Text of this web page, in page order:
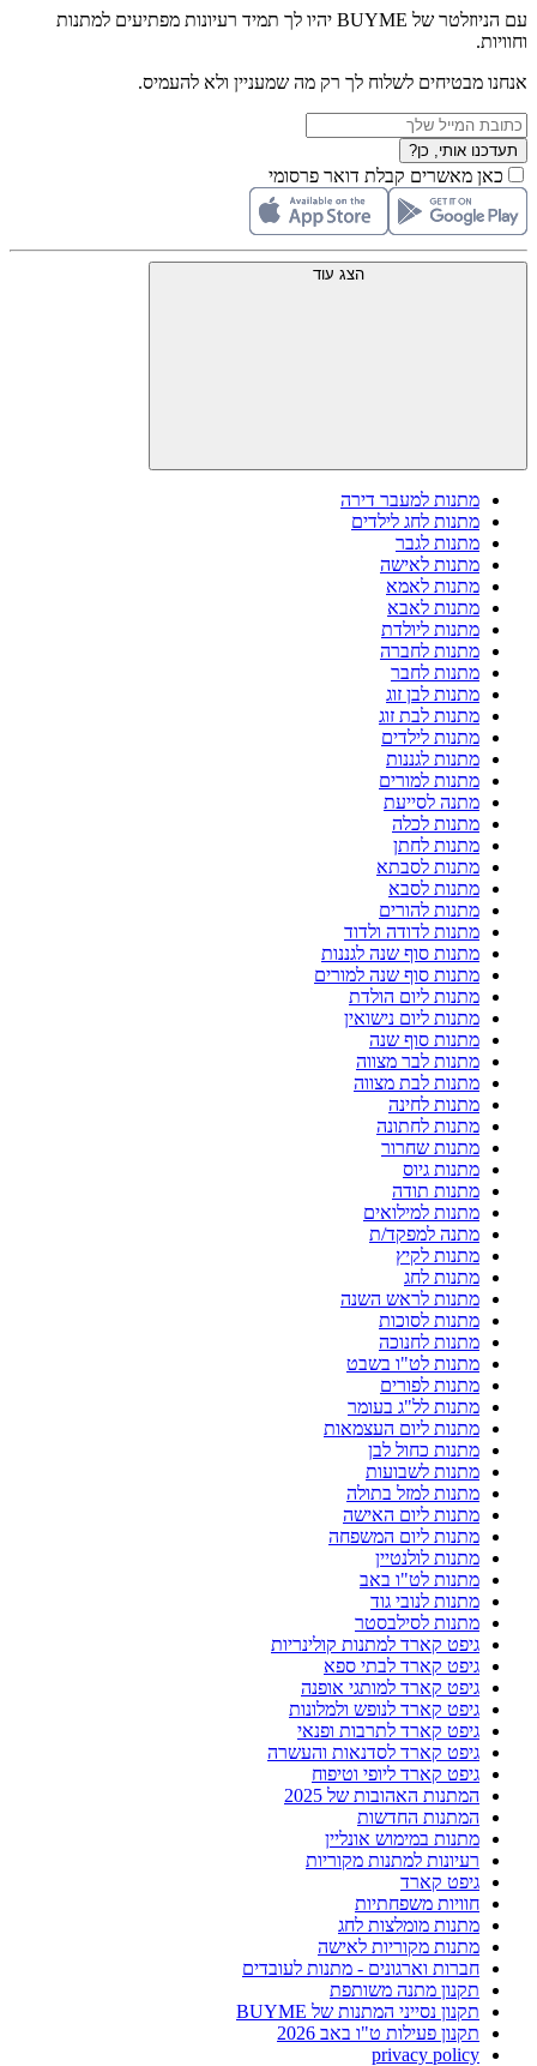
עם הניוזלטר של BUYME יהיו לך תמיד רעיונות מפתיעים למתנות
וחוויות.
אנחנו מבטיחים לשלוח לך רק מה שמעניין ולא להעמיס.
תעדכנו אותי, כן?
כאן מאשרים קבלת דואר פרסומי
הצג עוד
מתנות למעבר דירה
מתנות לחג לילדים
מתנות לגבר
מתנות לאישה
מתנות לאמא
מתנות לאבא
מתנות ליולדת
מתנות לחברה
מתנות לחבר
מתנות לבן זוג
מתנות לבת זוג
מתנות לילדים
מתנות לגננות
מתנות למורים
מתנה לסייעת
מתנות לכלה
מתנות לחתן
מתנות לסבתא
מתנות לסבא
מתנות להורים
מתנות לדודה ולדוד
מתנות סוף שנה לגננות
מתנות סוף שנה למורים
מתנות ליום הולדת
מתנות ליום נישואין
מתנות סוף שנה
מתנות לבר מצווה
מתנות לבת מצווה
מתנות לחינה
מתנות לחתונה
מתנות שחרור
מתנות גיוס
מתנות תודה
מתנות למילואים
מתנה למפקד/ת
מתנות לקיץ
מתנות לחג
מתנות לראש השנה
מתנות לסוכות
מתנות לחנוכה
מתנות לט"ו בשבט
מתנות לפורים
מתנות לל"ג בעומר
מתנות ליום העצמאות
מתנות כחול לבן
מתנות לשבועות
מתנות למזל בתולה
מתנות ליום האישה
מתנות ליום המשפחה
מתנות לולנטיין
מתנות לט"ו באב
מתנות לנובי גוד
מתנות לסילבסטר
גיפט קארד למתנות קולינריות
גיפט קארד לבתי ספא
גיפט קארד למותגי אופנה
גיפט קארד לנופש ולמלונות
גיפט קארד לתרבות ופנאי
גיפט קארד לסדנאות והעשרה
גיפט קארד ליופי וטיפוח
המתנות האהובות של 2025
המתנות החדשות
מתנות במימוש אונליין
רעיונות למתנות מקוריות
גיפט קארד
חוויות משפחתיות
מתנות מומלצות לחג
מתנות מקוריות לאישה
חברות וארגונים - מתנות לעובדים
תקנון מתנה משותפת
תקנון נסייני המתנות של BUYME
תקנון פעילות ט"ו באב 2026
privacy policy